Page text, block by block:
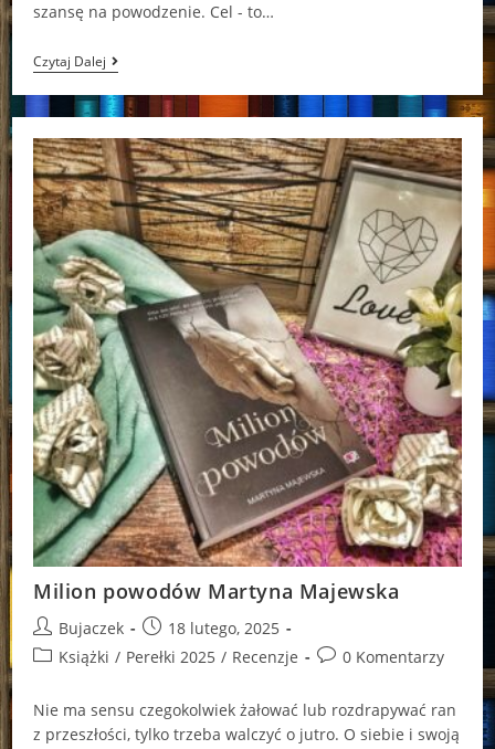
szansę na powodzenie. Cel - to…
Czytaj DalejPrzecież
Zaraz
Wrócę
Magdalena
Milion powodów Martyna Majewska
Post
author:
Bujaczek
Post
published:
18 lutego, 2025
PostKsiążki / Perełki 2025 / Recenzje
Post0 Komentarzy
Nie ma sensu cze­go­kol­wiek ża­ło­wać lub roz­dra­py­wać ran
z prze­szło­ści, tylko trze­ba wal­czyć o jutro. O sie­bie i swoją